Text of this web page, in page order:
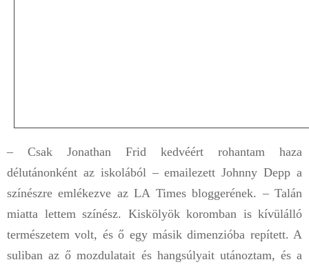
– Csak Jonathan Frid kedvéért rohantam haza
délutánonként az iskolából – emailezett Johnny Depp a
színészre emlékezve az LA Times bloggerének. – Talán
miatta lettem színész. Kiskölyök koromban is kívülálló
természetem volt, és ő egy másik dimenzióba repített. A
suliban az ő mozdulatait és hangsúlyait utánoztam, és a